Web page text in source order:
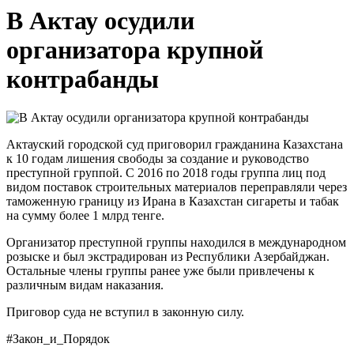
В Актау осудили
организатора крупной
контрабанды
Актауский городской суд приговорил гражданина Казахстана
к 10 годам лишения свободы за создание и руководство
преступной группой. С 2016 по 2018 годы группа лиц под
видом поставок строительных материалов переправляли через
таможенную границу из Ирана в Казахстан сигареты и табак
на сумму более 1 млрд тенге.
Организатор преступной группы находился в международном
розыске и был экстрадирован из Республики Азербайджан.
Остальные члены группы ранее уже были привлечены к
различным видам наказания.
Приговор суда не вступил в законную силу.
#Закон_и_Порядок